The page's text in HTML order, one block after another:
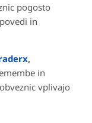
pogosto
in
,
in
vplivajo